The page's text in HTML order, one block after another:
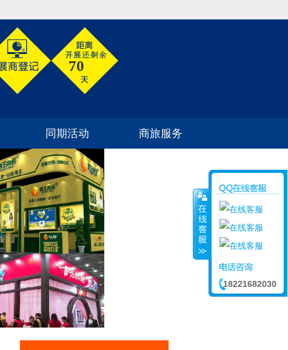
70
同期活动
参展须知
同期活动
商旅服务
18221682030